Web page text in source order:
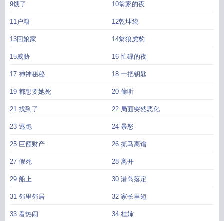
9馊了 10翁家的夜
11户籍 12乾坤袋
13回娘家 14豺狼虎豹
15威胁 16 忙碌的夜
17 神神秘秘 18 一把钥匙
19 都想要她死 20 偷听
21 找到了 22 局面突然恶化
23 逃跑 24 暴怒
25 巨额财产 26 抓马离谱
27 假死 28 离开
29 船上 30 港岛落定
31 邻里邻居 32 家长里短
33 看热闹 34 桂婶